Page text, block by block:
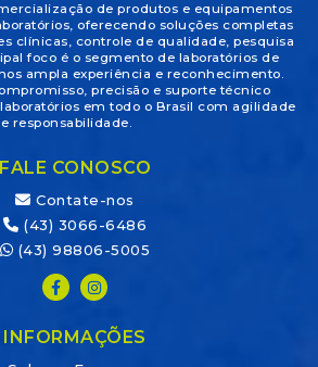
de produtos e equipamentos
oferecendo soluções completas
clínicas, controle de qualidade, pesquisa
foco é o segmento de laboratórios de
ampla experiência e reconhecimento.
precisão e suporte técnico
em todo o Brasil com agilidade
e responsabilidade.
FALE CONOSCO
Contate-nos
(43) 3066-6486
(43) 98806-5005
INFORMAÇÕES